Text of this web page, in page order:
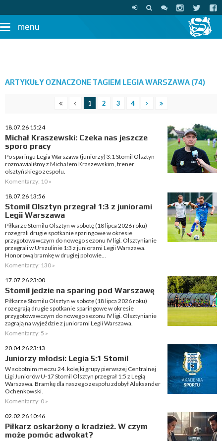
menu
ARTYKUŁY OZNACZONE TAGIEM LEGIA WARSZAWA (74)
1 2 3 4
18.07.26 15:24
Michał Kraszewski: Czeka nas jeszcze
sporo pracy
Po sparingu Legia Warszawa (juniorzy) 3:1 Stomil Olsztyn
rozmawialiśmy z Michałem Kraszewskim, trener
olsztyńskiego zespołu.
Komentarzy: 10 »
18.07.26 13:56
Stomil Olsztyn przegrał 1:3 z juniorami
Legii Warszawa
Piłkarze Stomilu Olsztyn w sobotę (18 lipca 2026 roku)
rozegrali drugie spotkanie sparingowe w okresie
przygotowawczym do nowego sezonu IV ligi. Olsztynianie
przegrali w Urszulinie 1:3 z juniorami Legii Warszawa.
Honorową bramkę w drugiej połowie...
Komentarzy: 130 »
17.07.26 23:00
Stomil jedzie na sparing pod Warszawę
Piłkarze Stomilu Olsztyn w sobotę (18 lipca 2026 roku)
rozegrają drugie spotkanie sparingowe w okresie
przygotowawczym do nowego sezonu IV ligi. Olsztynianie
zagrają na wyjeździe z juniorami Legii Warszawa.
Komentarzy: 5 »
20.04.26 23:13
Juniorzy młodsi: Legia 5:1 Stomil
W sobotnim meczu 24. kolejki grupy pierwszej Centralnej
Ligi Juniorów U-17 Stomil Olsztyn przegrał 1:5 z Legią
Warszawa. Bramkę dla naszego zespołu zdobył Aleksander
Ochenkowski.
Komentarzy: 0 »
02.02.26 10:46
Piłkarz oskarżony o kradzież. W czym
może pomóc adwokat?